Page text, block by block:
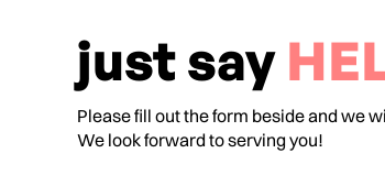
just say
Please fill out the form beside and we
We look forward to serving you!